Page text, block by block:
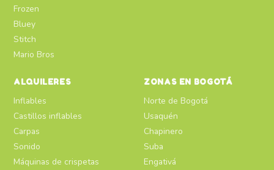
Frozen
Bluey
Stitch
Mario Bros
ALQUILERES
Inflables
Castillos inflables
Carpas
Sonido
Máquinas de crispetas
ZONAS EN BOGOTÁ
Norte de Bogotá
Usaquén
Chapinero
Suba
Engativá